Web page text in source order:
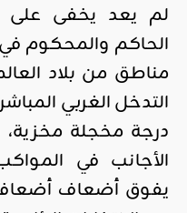
لم يعد يخفى على
الحاكم والمحكوم
مناطق من بلاد
التدخل الغربي
درجة مخجلة
الأجانب في
يفوق أضعاف أضعاف